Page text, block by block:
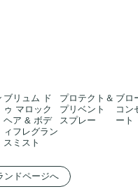
ブリュム ド
ゥ マロック
ヘア & ボデ
ィフレグラン
スミスト
プロテクト＆
プリベント
スプレー
ブロ
コン
ート
ンドページへ